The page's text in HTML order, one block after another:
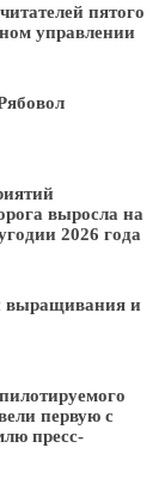
пятого
управлении
выросла на
2026 года
выращивания и
первую с
пресс-